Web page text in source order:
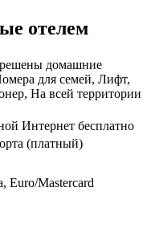
отелем
домашние
для семей, Лифт,
На всей территории
Интернет бесплатно
(платный)
Euro/Mastercard